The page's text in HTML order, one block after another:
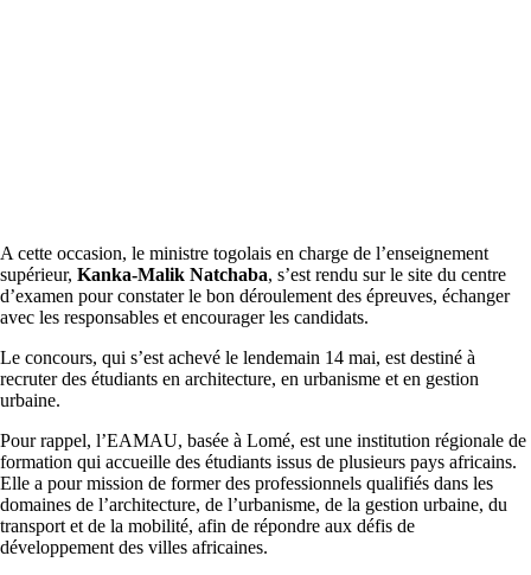
A cette occasion, le ministre togolais en charge de l’enseignement
supérieur, Kanka-Malik Natchaba, s’est rendu sur le site du centre
d’examen pour constater le bon déroulement des épreuves, échanger
avec les responsables et encourager les candidats.
Le concours, qui s’est achevé le lendemain 14 mai, est destiné à
recruter des étudiants en architecture, en urbanisme et en gestion
urbaine.
Pour rappel, l’EAMAU, basée à Lomé, est une institution régionale de
formation qui accueille des étudiants issus de plusieurs pays africains.
Elle a pour mission de former des professionnels qualifiés dans les
domaines de l’architecture, de l’urbanisme, de la gestion urbaine, du
transport et de la mobilité, afin de répondre aux défis de
développement des villes africaines.